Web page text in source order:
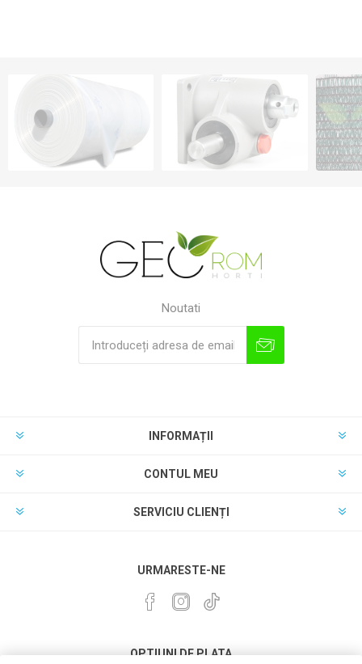
Noutati
INFORMAȚII
CONTUL MEU
SERVICIU CLIENȚI
URMARESTE-NE
OPTIUNI DE PLATA